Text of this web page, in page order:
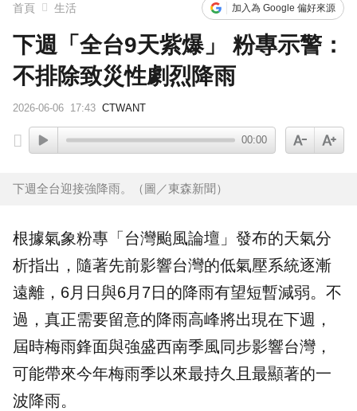
首頁 生活 加入為 Google 偏好來源
下週「全台9天紫爆」 粉專示警：
不排除致災性劇烈降雨
2026-06-06 17:43 CTWANT
00:00
下週全台迎接強降雨。（圖／東森新聞）
根據氣象粉專「 台灣颱風論壇」發布的天氣分
析指出，隨著先前影響台灣的低氣壓系統逐漸
遠離，6月日與6月7日的降雨有望短暫減弱。不
過，真正需要留意的降雨高峰將出現在下週，
屆時梅雨鋒面與強盛西南季風同步影響台灣，
可能帶來今年梅雨季以來最持久且最顯著的一
波降雨。